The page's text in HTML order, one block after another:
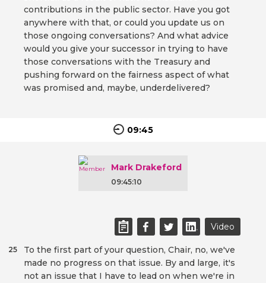
contributions in the public sector. Have you got
anywhere with that, or could you update us on
those ongoing conversations? And what advice
would you give your successor in trying to have
those conversations with the Treasury and
pushing forward on the fairness aspect of what
was promised and, maybe, underdelivered?
09:45
Mark Drakeford
09:45:10
Video
To the first part of your question, Chair, no, we've
made no progress on that issue. By and large, it's
not an issue that I have to lead on when we're in
25